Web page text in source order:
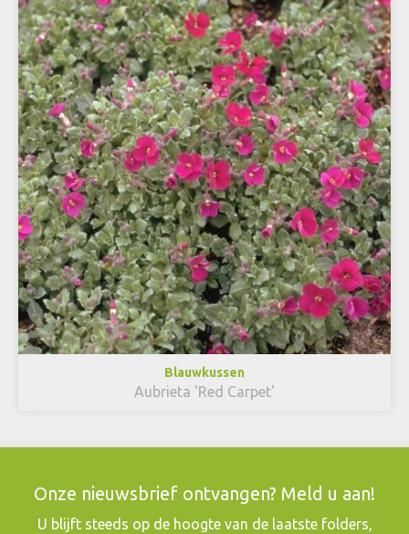
Blauwkussen
Aubrieta 'Red Carpet'
Onze nieuwsbrief ontvangen? Meld u aan!
​U blijft steeds op de hoogte van de laatste folders,